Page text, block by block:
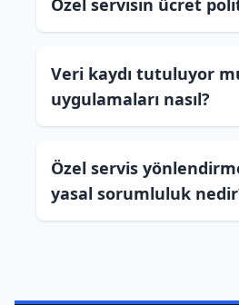
Özel servisin ücret
Veri kaydı tutuluyor
uygulamaları nasıl?
Özel servis
yasal sorumluluk